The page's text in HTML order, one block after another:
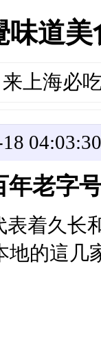
味道
来上海必
04:03:30
年老字
表着久长
地的這几